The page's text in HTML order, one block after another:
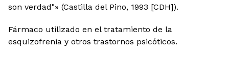
son verdad"» (Castilla del Pino, 1993 [CDH]).
Fármaco utilizado en el tratamiento de la
esquizofrenia y otros trastornos psicóticos.